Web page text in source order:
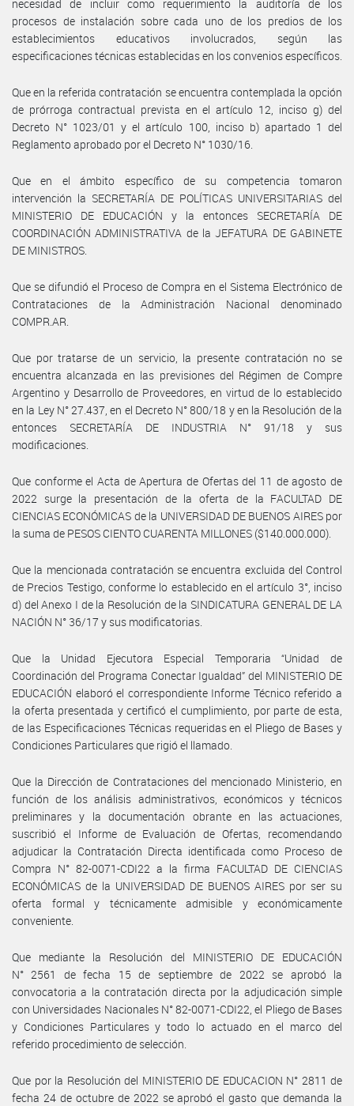
necesidad de incluir como requerimiento la auditoría de los
procesos de instalación sobre cada uno de los predios de los
establecimientos educativos involucrados, según las
especificaciones técnicas establecidas en los convenios específicos.
Que en la referida contratación se encuentra contemplada la opción
de prórroga contractual prevista en el artículo 12, inciso g) del
Decreto N° 1023/01 y el artículo 100, inciso b) apartado 1 del
Reglamento aprobado por el Decreto N° 1030/16.
Que en el ámbito específico de su competencia tomaron
intervención la SECRETARÍA DE POLÍTICAS UNIVERSITARIAS del
MINISTERIO DE EDUCACIÓN y la entonces SECRETARÍA DE
COORDINACIÓN ADMINISTRATIVA de la JEFATURA DE GABINETE
DE MINISTROS.
Que se difundió el Proceso de Compra en el Sistema Electrónico de
Contrataciones de la Administración Nacional denominado
COMPR.AR.
Que por tratarse de un servicio, la presente contratación no se
encuentra alcanzada en las previsiones del Régimen de Compre
Argentino y Desarrollo de Proveedores, en virtud de lo establecido
en la Ley N° 27.437, en el Decreto N° 800/18 y en la Resolución de la
entonces SECRETARÍA DE INDUSTRIA N° 91/18 y sus
modificaciones.
Que conforme el Acta de Apertura de Ofertas del 11 de agosto de
2022 surge la presentación de la oferta de la FACULTAD DE
CIENCIAS ECONÓMICAS de la UNIVERSIDAD DE BUENOS AIRES por
la suma de PESOS CIENTO CUARENTA MILLONES ($140.000.000).
Que la mencionada contratación se encuentra excluida del Control
de Precios Testigo, conforme lo establecido en el artículo 3°, inciso
d) del Anexo I de la Resolución de la SINDICATURA GENERAL DE LA
NACIÓN N° 36/17 y sus modificatorias.
Que la Unidad Ejecutora Especial Temporaria “Unidad de
Coordinación del Programa Conectar Igualdad” del MINISTERIO DE
EDUCACIÓN elaboró el correspondiente Informe Técnico referido a
la oferta presentada y certificó el cumplimiento, por parte de esta,
de las Especificaciones Técnicas requeridas en el Pliego de Bases y
Condiciones Particulares que rigió el llamado.
Que la Dirección de Contrataciones del mencionado Ministerio, en
función de los análisis administrativos, económicos y técnicos
preliminares y la documentación obrante en las actuaciones,
suscribió el Informe de Evaluación de Ofertas, recomendando
adjudicar la Contratación Directa identificada como Proceso de
Compra N° 82-0071-CDI22 a la firma FACULTAD DE CIENCIAS
ECONÓMICAS de la UNIVERSIDAD DE BUENOS AIRES por ser su
oferta formal y técnicamente admisible y económicamente
conveniente.
Que mediante la Resolución del MINISTERIO DE EDUCACIÓN
N° 2561 de fecha 15 de septiembre de 2022 se aprobó la
convocatoria a la contratación directa por la adjudicación simple
con Universidades Nacionales N° 82-0071-CDI22, el Pliego de Bases
y Condiciones Particulares y todo lo actuado en el marco del
referido procedimiento de selección.
Que por la Resolución del MINISTERIO DE EDUCACION N° 2811 de
fecha 24 de octubre de 2022 se aprobó el gasto que demanda la